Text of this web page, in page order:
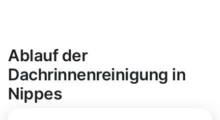
Ablauf der
Dachrinnenreinigung in
Nippes